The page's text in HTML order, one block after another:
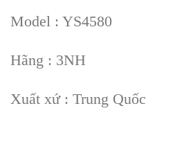
Model : YS4580
Hãng : 3NH
Xuất xứ : Trung Quốc